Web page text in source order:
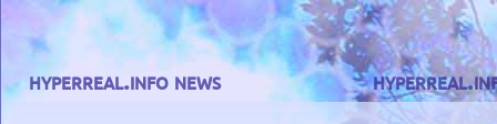
hyperreal.info news